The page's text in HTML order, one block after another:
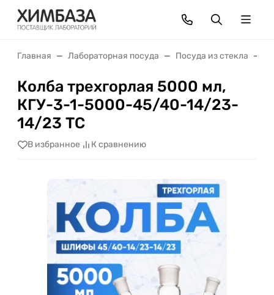
Главная Лабораторная посуда Посуда из стекла
Колба трехгорлая 5000 мл,
КГУ-3-1-5000-45/40-14/23-
14/23 ТС
В избранное К сравнению